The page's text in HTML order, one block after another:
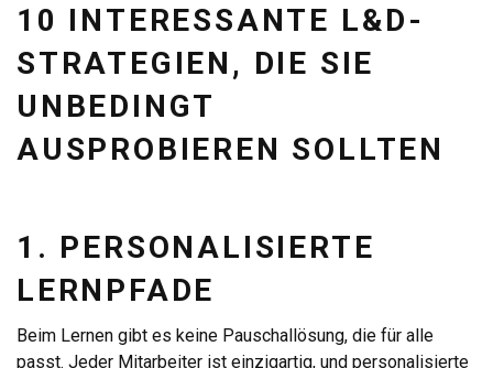
10 INTERESSANTE L&D-
STRATEGIEN, DIE SIE
UNBEDINGT
AUSPROBIEREN SOLLTEN
1. PERSONALISIERTE
LERNPFADE
Beim Lernen gibt es keine Pauschallösung, die für alle
passt. Jeder Mitarbeiter ist einzigartig, und personalisierte